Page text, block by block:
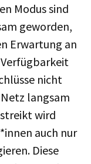
Modus sind
geworden,
Erwartung an
nicht
langsam
wird
auch nur
Diese